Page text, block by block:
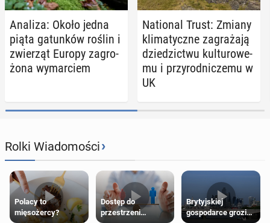
Analiza: Około jedna
piąta ga­tun­ków roślin i
zwie­rząt Europy za­gro­
żo­na wy­mar­ciem
Na­tio­nal Trust: Zmiany
kli­ma­tycz­ne za­gra­ża­ją
dzie­dzic­twu kul­tu­ro­we­
mu i przy­rod­ni­cze­mu w
UK
Rolki Wiadomości›
Polacy to
mięsożercy?
Dostęp do
przestrzeni
Brytyjskiej
gospodarce grozi